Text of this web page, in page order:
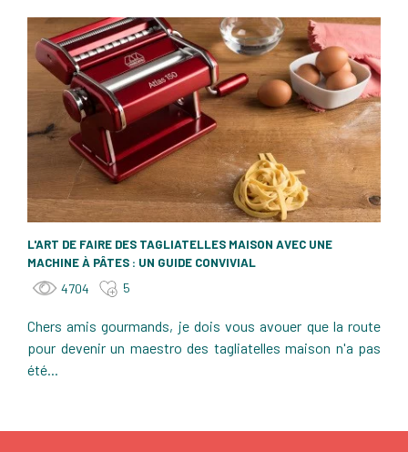
L'ART DE FAIRE DES TAGLIATELLES MAISON AVEC UNE
MACHINE À PÂTES : UN GUIDE CONVIVIAL
4704 5
Chers amis gourmands, je dois vous avouer que la route
pour devenir un maestro des tagliatelles maison n'a pas
été...